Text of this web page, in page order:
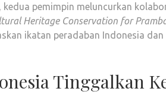
kedua pemimpin meluncurkan
Heritage Conservation for
ikatan peradaban Indonesia
Tinggalkan